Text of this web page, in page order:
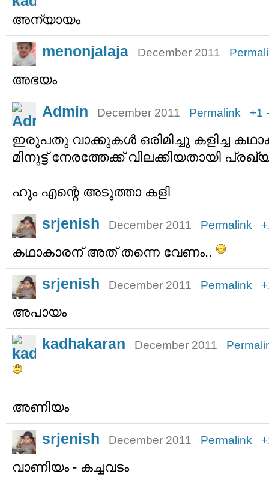
അന്യായം
menonjalaja December 2011
അഭയം
Admin December 2011 Permalink +1
ഇരുപതു വാക്കുകള്‍ ഒരിമിച്ചു കളിച്ച
മിനുട്ട് നേരത്തേക്ക്‌ വിലക്കിയതായി
ഹും എന്റെ അടുത്താ കളി
srjenish December 2011 Permalink
കഥാകാരന് അത് തന്നെ വേണം..
srjenish December 2011 Permalink
അപായം
kadhakaran December 2011
അണിയം
srjenish December 2011 Permalink
വാണിയം - കച്ചവടം